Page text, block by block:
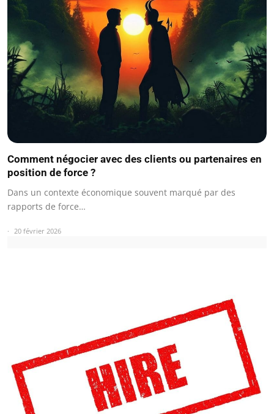
Comment négocier avec des clients ou partenaires en
position de force ?
Dans un contexte économique souvent marqué par des
rapports de force…
20 février 2026